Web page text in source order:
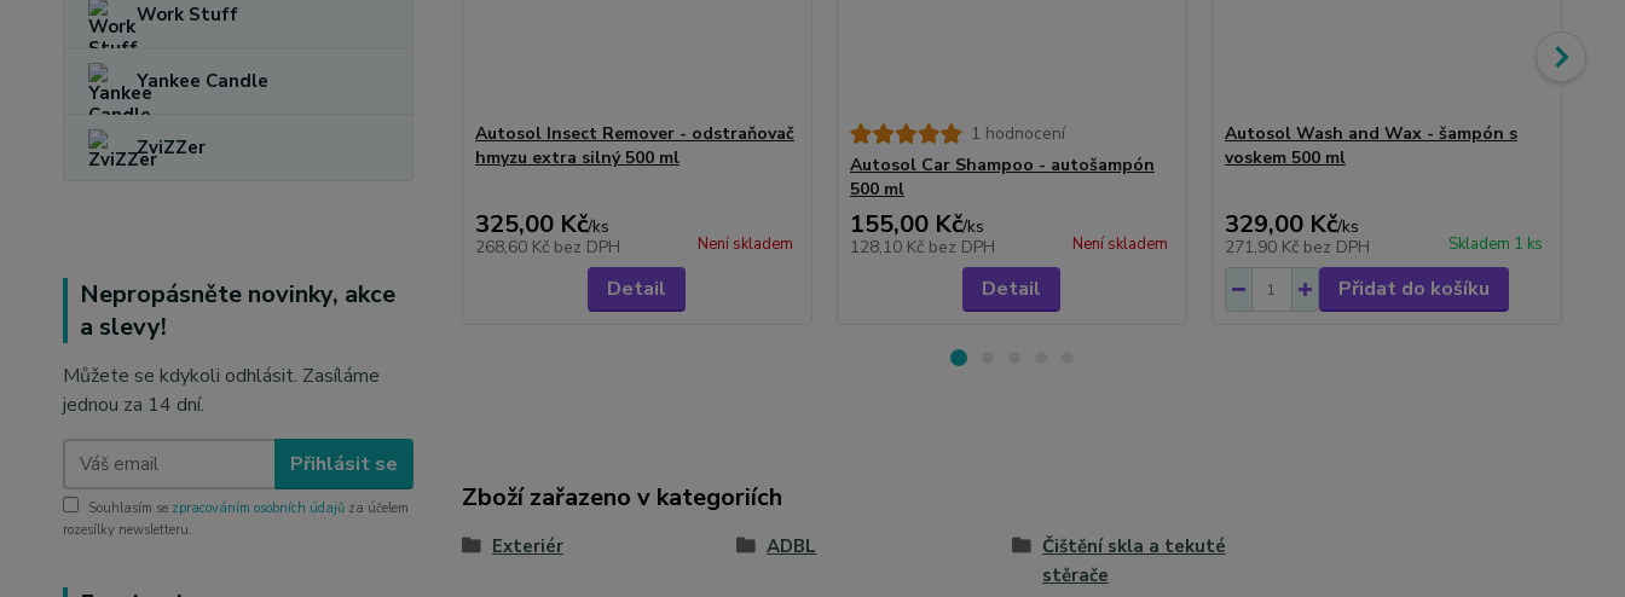
Work Stuff
Yankee Candle
ZviZZer
Nepropásněte novinky, akce
a slevy!
Můžete se kdykoli odhlásit. Zasíláme
jednou za 14 dní.
Přihlásit se
Souhlasím se zpracováním osobních údajů za účelem
rozesílky newsletteru.
Autosol Insect Remover - odstraňovač
hmyzu extra silný 500 ml
325,00 Kč/ks
268,60 Kč bez DPH Není skladem
Detail
1 hodnocení
Autosol Car Shampoo - autošampón
500 ml
155,00 Kč/ks
128,10 Kč bez DPH Není skladem
Detail
Autosol Wash and Wax - šampón s
voskem 500 ml
329,00 Kč/ks
271,90 Kč bez DPH Skladem 1 ks
Přidat do košíku
Zboží zařazeno v kategoriích
Exteriér ADBL
Čištění skla a tekuté
stěrače